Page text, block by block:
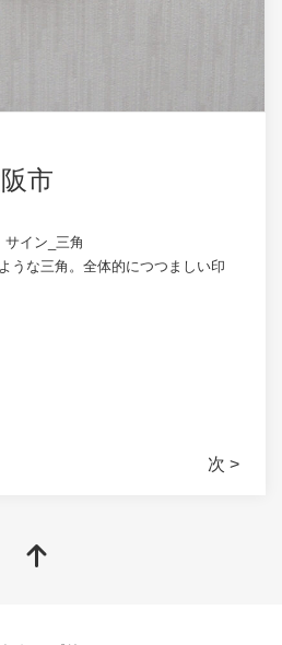
市
イン_三角
うな三角。全体的につつましい印
次 >